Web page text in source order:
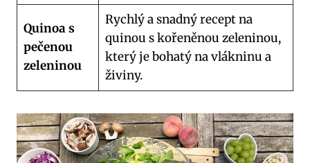
Quinoa s
pečenou
zeleninou
Rychlý a snadný recept na
quinou s kořeněnou zeleninou,
který je bohatý na vlákninu a
živiny.